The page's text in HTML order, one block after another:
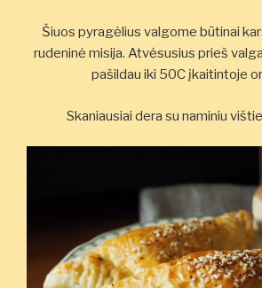
Šiuos pyragėlius valgome būtinai
rudeninė misija. Atvėsusius prieš
pašildau iki 50C įkaitintoje
Skaniausiai dera su naminiu